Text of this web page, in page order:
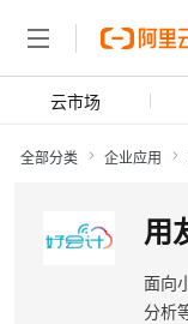
云市场
全部分类 企业应用
用
面向
分析